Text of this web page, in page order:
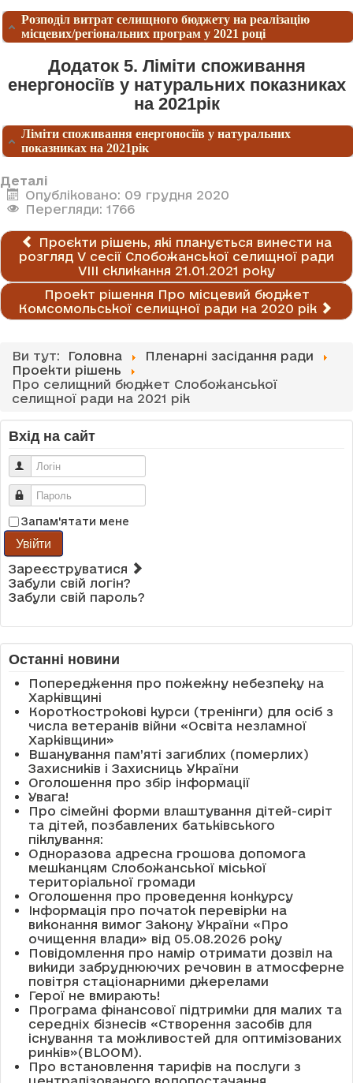
Розподіл витрат селищного бюджету на реалізацію
місцевих/регіональних програм у 2021 році
Додаток 5. Ліміти споживання
енергоносіїв у натуральних показниках
на 2021рік
Ліміти споживання енергоносіїв у натуральних
показниках на 2021рік
Деталі
Опубліковано: 09 грудня 2020
Перегляди: 1766
Проєкти рішень, які планується винести на
розгляд V сесії Слобожанської селищної ради
VІІІ скликання 21.01.2021 року
Проект рішення Про місцевий бюджет
Комсомольської селищної ради на 2020 рік
Ви тут: Головна
Пленарні засідання ради
Проекти рішень
Про селищний бюджет Слобожанської
селищної ради на 2021 рік
Вхід на сайт
Логін
Пароль
Запам'ятати мене
Увійти
Зареєструватися
Забули свій логін?
Забули свій пароль?
Останні новини
Попередження про пожежну небезпеку на
Харківщині
Короткострокові курси (тренінги) для осіб з
числа ветеранів війни «Освіта незламної
Харківщини»
Вшанування пам’яті загиблих (померлих)
Захисників і Захисниць України
Оголошення про збір інформації
Увага!
Про сімейні форми влаштування дітей-сиріт
та дітей, позбавлених батьківського
піклування:
Одноразова адресна грошова допомога
мешканцям Слобожанської міської
територіальної громади
Оголошення про проведення конкурсу
Інформація про початок перевірки на
виконання вимог Закону України «Про
очищення влади» від 05.08.2026 року
Повідомлення про намір отримати дозвіл на
викиди забруднюючих речовин в атмосферне
повітря стаціонарними джерелами
Герої не вмирають!
Програма фінансової підтримки для малих та
середніх бізнесів «Створення засобів для
існування та можливостей для оптимізованих
ринків»(BLOOM).
Про встановлення тарифів на послуги з